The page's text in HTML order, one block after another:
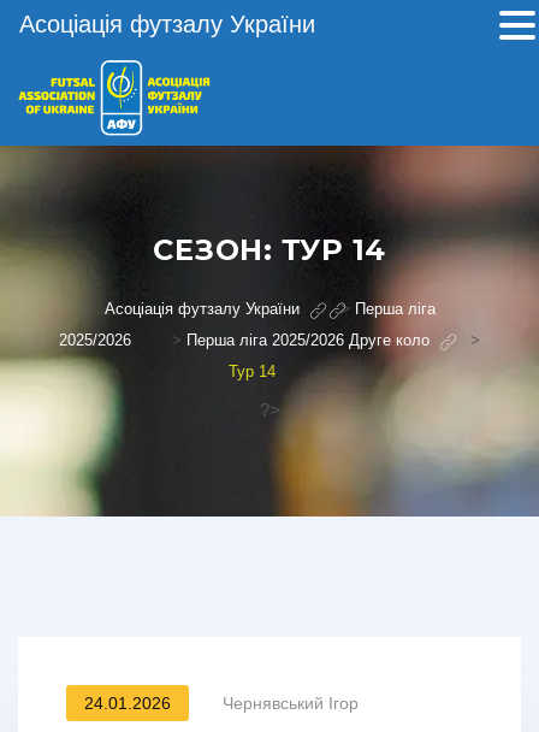
СЕЗОН: ТУР 14
Асоціація футзалу України > Перша ліга
2025/2026
> Перша ліга 2025/2026 Друге коло
>
Тур 14
?>
24.01.2026 Чернявський Ігор
Асоціація футзалу України